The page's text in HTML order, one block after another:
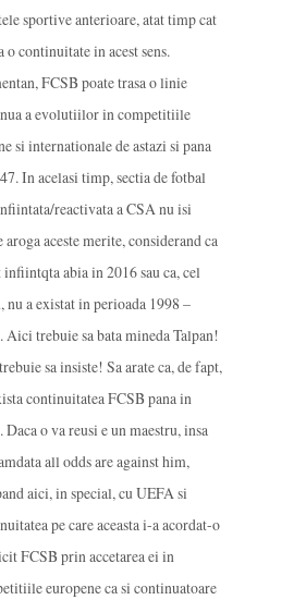
sportive anterioare, atat timp cat
o continuitate in acest sens.
FCSB poate trasa o linie
a evolutiilor in competitiile
si internationale de astazi si pana
In acelasi timp, sectia de fotbal
reactivata a CSA nu isi
aroga aceste merite, considerand ca
infiintqta abia in 2016 sau ca, cel
nu a existat in perioada 1998 –
Aici trebuie sa bata mineda Talpan!
sa insiste! Sa arate ca, de fapt,
continuitatea FCSB pana in
Daca o va reusi e un maestru, insa
all odds are against him,
aici, in special, cu UEFA si
pe care aceasta i-a acordat-o
FCSB prin accetarea ei in
europene ca si continuatoare